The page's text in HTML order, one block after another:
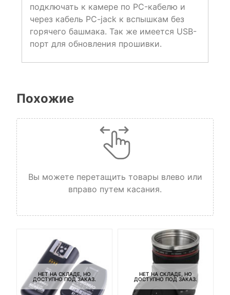
подключать к камере по PC-кабелю и
через кабель PC-jack к вспышкам без
горячего башмака. Так же имеется USB-
порт для обновления прошивки.
Похожие
Вы можете перетащить товары влево или
вправо путем касания.
НЕТ НА СКЛАДЕ, НО
ДОСТУПНО ПОД ЗАКАЗ.
НЕТ НА СКЛАДЕ, НО
ДОСТУПНО ПОД ЗАКАЗ.